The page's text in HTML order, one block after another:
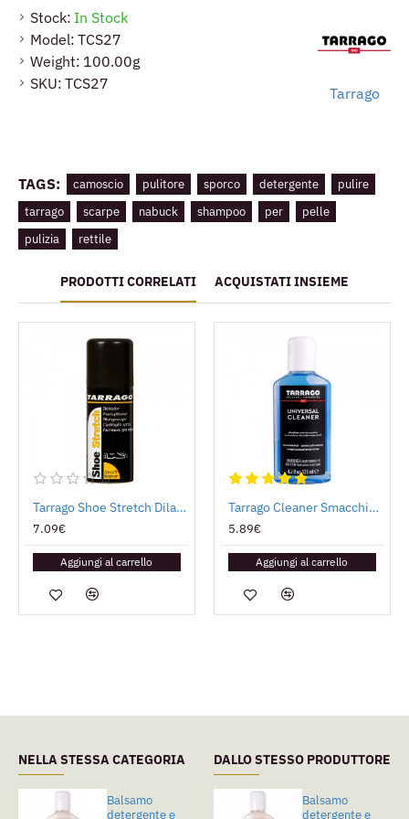
Stock: In Stock
Model: TCS27
Weight: 100.00g
SKU: TCS27
Tarrago
TAGS: camoscio pulitore sporco detergente
pulire
tarrago
scarpe nabuck shampoo per
pelle
pulizia
rettile
PRODOTTI CORRELATI ACQUISTATI INSIEME
Tarrago Shoe Stretch Dilatatore
7.09€
Aggiungi al carrello
Tarrago Cleaner Smacchiatore Universale
5.89€
Aggiungi al carrello
NELLA STESSA CATEGORIA
Balsamo
detergente e
Tarrago Cleaner
Smacchiatore
DALLO STESSO PRODUTTORE
Balsamo
detergente e